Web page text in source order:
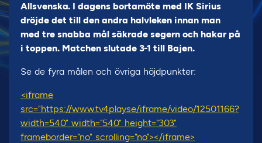
Allsvenska. I dagens bortamöte med IK Sirius
dröjde det till den andra halvleken innan man
med tre snabba mål säkrade segern och hakar på
i toppen. Matchen slutade 3-1 till Bajen.
Se de fyra målen och övriga höjdpunkter:
<iframe
src="https://www.tv4play.se/iframe/video/12501166?
width=540" width="540" height="303"
frameborder="no" scrolling="no"></iframe>